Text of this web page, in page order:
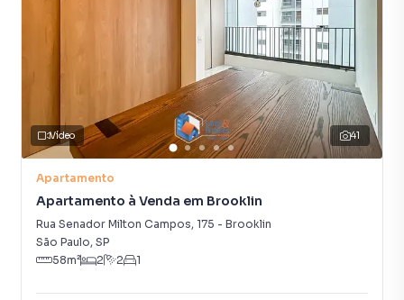
41
Vídeo
Apartamento
Apartamento à Venda em Brooklin
Rua Senador Milton Campos, 175 - Brooklin
São Paulo, SP
58m² 2 2 1